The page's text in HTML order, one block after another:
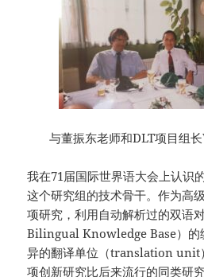
与董振东老师和DLT项目组
我在71届国际世界语大会上认识
这个研究组的技术骨干。作为高
项研究，利用自动解析过的双语
Bilingual Knowledge Base）的
异的翻译单位（translation unit
项创新研究比后来流行的同类研